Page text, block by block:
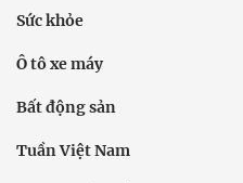
Sức khỏe
Ô tô xe máy
Bất động sản
Tuần Việt Nam